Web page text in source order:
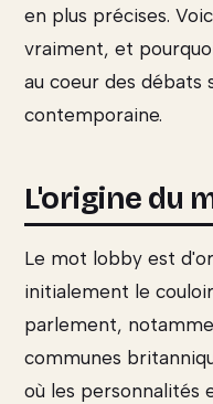
en plus précises.
vraiment, et
au coeur des débats
contemporaine.
L'origine du
Le mot lobby est
initialement le
parlement,
communes
où les personnalités